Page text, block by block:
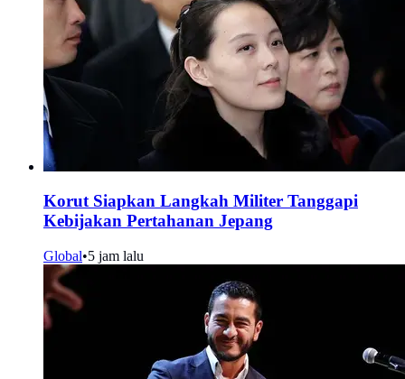
Korut Siapkan Langkah Militer Tanggapi
Kebijakan Pertahanan Jepang
Global•5 jam lalu